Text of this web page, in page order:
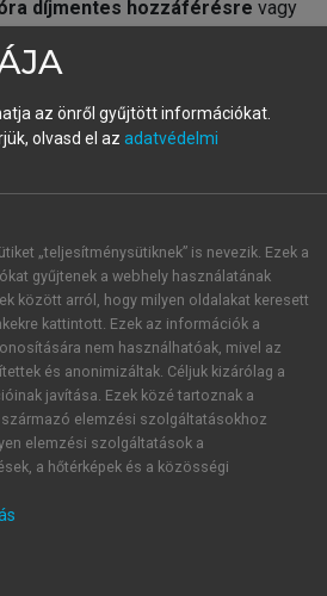
díjmentes hozzáférésre vagy
hozz létre új fiókot.
automatikusan
FIÓKKAL
az önről gyűjtött információkat.
olvasd el az adatvédelmi
„teljesítménysütiknek” is nevezik. Ezek a
gyűjtenek a webhely használatának
között arról, hogy milyen oldalakat keresett
kattintott. Ezek az információk a
nem használhatóak, mivel az
és anonimizáltak. Céljuk kizárólag a
javítása. Ezek közé tartoznak a
származó elemzési szolgáltatásokhoz
elemzési szolgáltatások a
a hőtérképek és a közösségi